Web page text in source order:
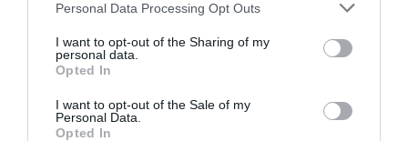
Personal Data Processing Opt Outs
I want to opt-out of the Sharing of my
personal data.
Opted In
I want to opt-out of the Sale of my
Personal Data.
Opted In
Η αβάσταχτη ελαφρότητα του summer read